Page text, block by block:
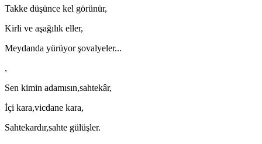
Takke düşünce kel görünür,
Kirli ve aşağılık eller,
Meydanda yürüyor şovalyeler...
,
Sen kimin adamısın,sahtekâr,
İçi kara,vicdane kara,
Sahtekardır,sahte gülüşler.